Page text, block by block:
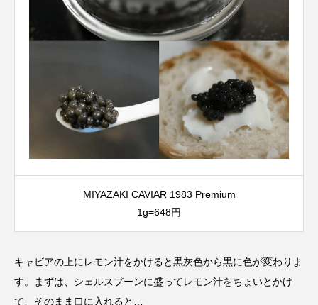
MIYAZAKI CAVIAR 1983 Premium
1g=648円
キャビアの上にレモン汁をかけると黒灰色から黒に色が変わりま
す。まずは、シェルスプーンに盛ってレモン汁をちょいとかけ
て、そのまま口に入れると…